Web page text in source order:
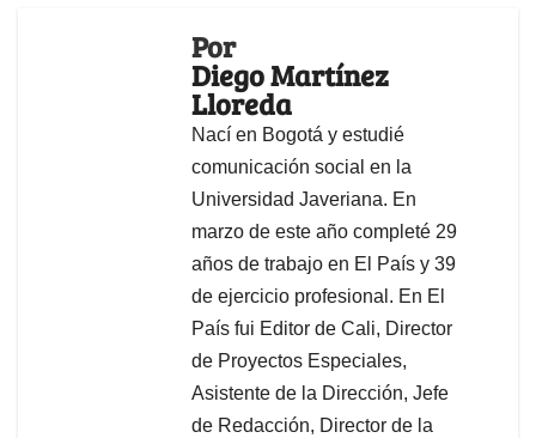
Por
Diego Martínez
Lloreda
Nací en Bogotá y estudié
comunicación social en la
Universidad Javeriana. En
marzo de este año completé 29
años de trabajo en El País y 39
de ejercicio profesional. En El
País fui Editor de Cali, Director
de Proyectos Especiales,
Asistente de la Dirección, Jefe
de Redacción, Director de la